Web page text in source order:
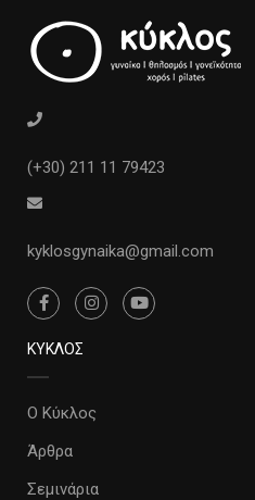
(+30) 211 11 79423
kyklosgynaika@gmail.com
ΚΥΚΛΟΣ
Ο Κύκλος
Άρθρα
Σεμινάρια